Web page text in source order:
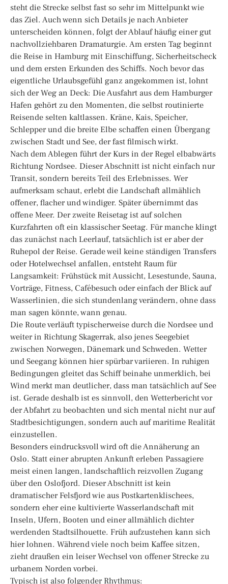
steht die Strecke selbst fast so sehr im Mittelpunkt wie
das Ziel. Auch wenn sich Details je nach Anbieter
unterscheiden können, folgt der Ablauf häufig einer gut
nachvollziehbaren Dramaturgie. Am ersten Tag beginnt
die Reise in Hamburg mit Einschiffung, Sicherheitscheck
und dem ersten Erkunden des Schiffs. Noch bevor das
eigentliche Urlaubsgefühl ganz angekommen ist, lohnt
sich der Weg an Deck: Die Ausfahrt aus dem Hamburger
Hafen gehört zu den Momenten, die selbst routinierte
Reisende selten kaltlassen. Kräne, Kais, Speicher,
Schlepper und die breite Elbe schaffen einen Übergang
zwischen Stadt und See, der fast filmisch wirkt.
Nach dem Ablegen führt der Kurs in der Regel elbabwärts
Richtung Nordsee. Dieser Abschnitt ist nicht einfach nur
Transit, sondern bereits Teil des Erlebnisses. Wer
aufmerksam schaut, erlebt die Landschaft allmählich
offener, flacher und windiger. Später übernimmt das
offene Meer. Der zweite Reisetag ist auf solchen
Kurzfahrten oft ein klassischer Seetag. Für manche klingt
das zunächst nach Leerlauf, tatsächlich ist er aber der
Ruhepol der Reise. Gerade weil keine ständigen Transfers
oder Hotelwechsel anfallen, entsteht Raum für
Langsamkeit: Frühstück mit Aussicht, Lesestunde, Sauna,
Vorträge, Fitness, Cafébesuch oder einfach der Blick auf
Wasserlinien, die sich stundenlang verändern, ohne dass
man sagen könnte, wann genau.
Die Route verläuft typischerweise durch die Nordsee und
weiter in Richtung Skagerrak, also jenes Seegebiet
zwischen Norwegen, Dänemark und Schweden. Wetter
und Seegang können hier spürbar variieren. In ruhigen
Bedingungen gleitet das Schiff beinahe unmerklich, bei
Wind merkt man deutlicher, dass man tatsächlich auf See
ist. Gerade deshalb ist es sinnvoll, den Wetterbericht vor
der Abfahrt zu beobachten und sich mental nicht nur auf
Stadtbesichtigungen, sondern auch auf maritime Realität
einzustellen.
Besonders eindrucksvoll wird oft die Annäherung an
Oslo. Statt einer abrupten Ankunft erleben Passagiere
meist einen langen, landschaftlich reizvollen Zugang
über den Oslofjord. Dieser Abschnitt ist kein
dramatischer Felsfjord wie aus Postkartenklischees,
sondern eher eine kultivierte Wasserlandschaft mit
Inseln, Ufern, Booten und einer allmählich dichter
werdenden Stadtsilhouette. Früh aufzustehen kann sich
hier lohnen. Während viele noch beim Kaffee sitzen,
zieht draußen ein leiser Wechsel von offener Strecke zu
urbanem Norden vorbei.
Typisch ist also folgender Rhythmus: